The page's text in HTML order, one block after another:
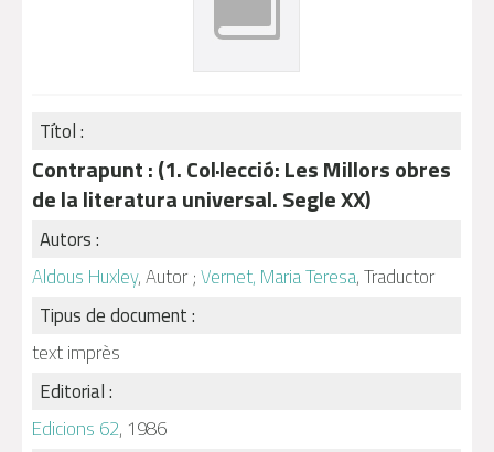
Títol :
Contrapunt : (1. Col·lecció: Les Millors obres
de la literatura universal. Segle XX)
Autors :
Aldous Huxley, Autor ;Vernet, Maria Teresa, Traductor
Tipus de document :
text imprès
Editorial :
Edicions 62, 1986